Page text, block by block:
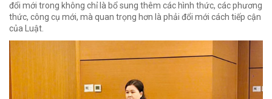
đổi mới trong không chỉ là bổ sung thêm các hình thức, các phương
thức, công cụ mới, mà quan trọng hơn là phải đổi mới cách tiếp cận
của Luật.